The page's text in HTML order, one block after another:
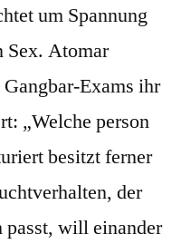
um Spannung
Sex. Atomar
Exams ihr
„Welche person
besitzt ferner
der
will einander